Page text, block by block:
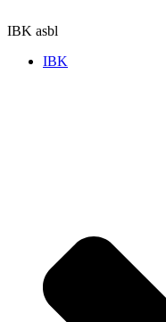
au
IBK asbl
IBK